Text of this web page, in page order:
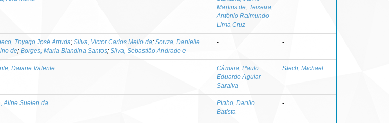
Martins de; Teixeira,
Antônio Raimundo
Lima Cruz
Thyago José Arruda; Silva, Victor Carlos Mello da; Souza, Danielle
de; Borges, Maria Blandina Santos; Silva, Sebastião Andrade e
- -
Daiane Valente
Câmara, Paulo
Eduardo Aguiar
Saraiva
Stech, Michael
Aline Suelen da
Pinho, Danilo
Batista
-